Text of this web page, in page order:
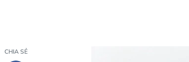
CHIA SẺ